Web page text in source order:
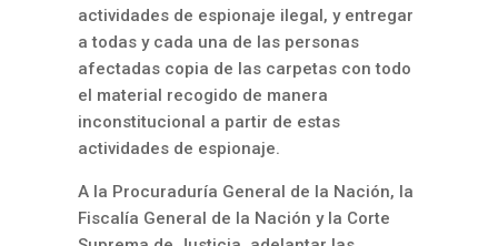
actividades de espionaje ilegal, y entregar
a todas y cada una de las personas
afectadas copia de las carpetas con todo
el material recogido de manera
inconstitucional a partir de estas
actividades de espionaje.
A la Procuraduría General de la Nación, la
Fiscalía General de la Nación y la Corte